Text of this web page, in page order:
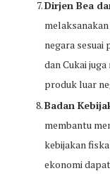
Dirjen Bea
negara sesuai
dan Cukai
produk luar
Badan
membantu
kebijakan
ekonomi